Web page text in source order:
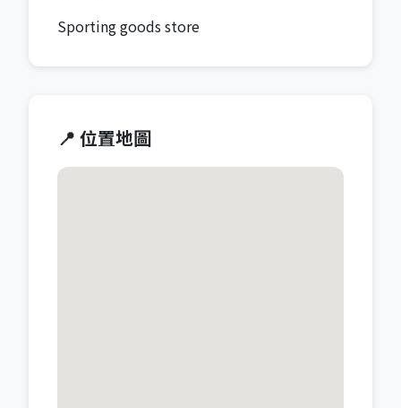
Sporting goods store
📍 位置地圖